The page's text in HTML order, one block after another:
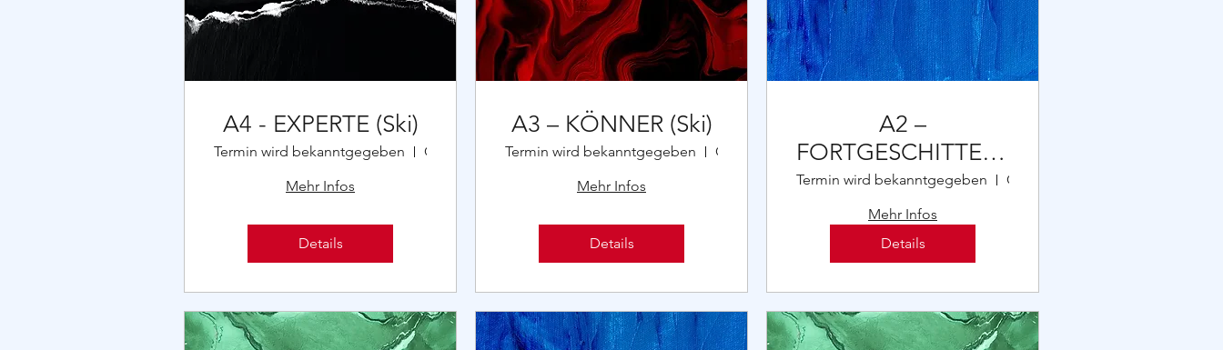
A4 - EXPERTE (Ski)
Termin wird bekanntgegeben
Mehr Infos
Details
A3 – KÖNNER (Ski)
Termin wird bekanntgegeben
Mehr Infos
Details
A2 –
FORTGESCHITTENER
(Ski)
Termin wird bekanntgegeben
Mehr Infos
Details